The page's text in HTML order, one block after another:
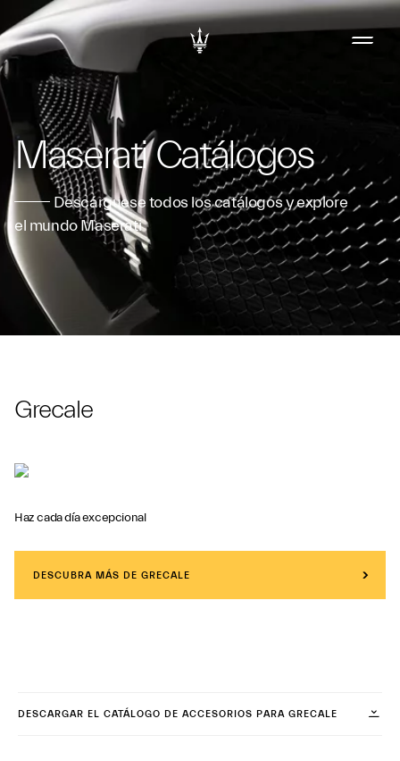
Maserati Catálogos
Descárguese todos los catálogos y explore
el mundo Maserati
Grecale
Haz cada día excepcional
DESCUBRA MÁS DE GRECALE
DESCARGAR EL CATÁLOGO DE ACCESORIOS PARA GRECALE